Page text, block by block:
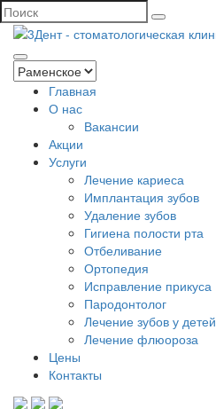
Главная
О нас
Вакансии
Акции
Услуги
Лечение кариеса
Имплантация зубов
Удаление зубов
Гигиена полости рта
Отбеливание
Ортопедия
Исправление прикуса
Пародонтолог
Лечение зубов у детей
Лечение флюороза
Цены
Контакты